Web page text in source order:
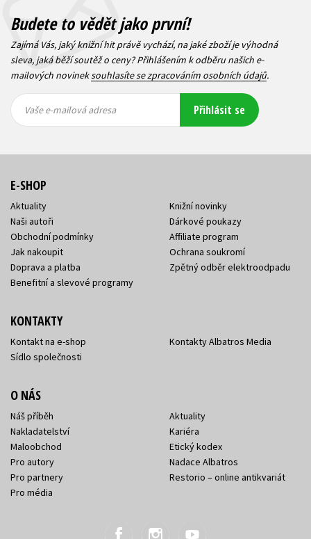
Budete to vědět jako první!
Zajímá Vás, jaký knižní hit právě vychází, na jaké zboží je výhodná
sleva, jaká běží soutěž o ceny? Přihlášením k odběru našich e-
mailových novineksouhlasíte se zpracováním osobních údajů.
mailová
mailová
Vaše e-mailová adresa Přihlásit se
E-SHOP
Aktuality
Naši autoři
Obchodní podmínky
Jak nakoupit
Doprava a platba
Benefitní a slevové programy
Knižní novinky
Dárkové poukazy
Affiliate program
Ochrana soukromí
Zpětný odběr elektroodpadu
KONTAKTY
Kontakt na e-shop
Sídlo společnosti
Kontakty Albatros Media
O NÁS
Náš příběh
Nakladatelství
Maloobchod
Pro autory
Pro partnery
Pro média
Aktuality
Kariéra
Etický kodex
Nadace Albatros
Restorio – online antikvariát